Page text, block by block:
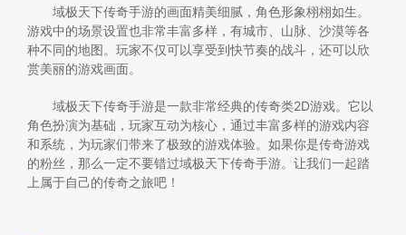
域极天下传奇手游的画面精美细腻，角色形象栩栩如生。
游戏中的场景设置也非常丰富多样，有城市、山脉、沙漠等各
种不同的地图。玩家不仅可以享受到快节奏的战斗，还可以欣
赏美丽的游戏画面。
域极天下传奇手游是一款非常经典的传奇类2D游戏。它以
角色扮演为基础，玩家互动为核心，通过丰富多样的游戏内容
和系统，为玩家们带来了极致的游戏体验。如果你是传奇游戏
的粉丝，那么一定不要错过域极天下传奇手游。让我们一起踏
上属于自己的传奇之旅吧！